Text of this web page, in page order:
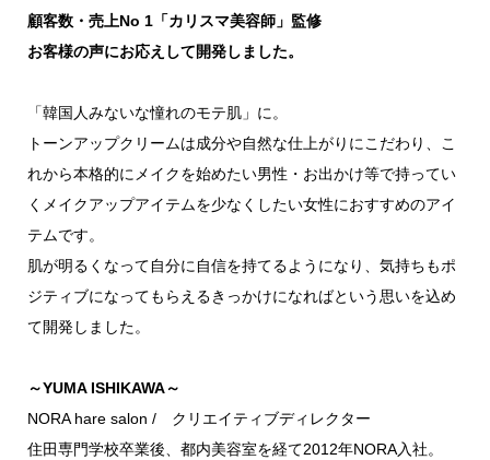
顧客数・売上No 1「カリスマ美容師」監修
お客様の声にお応えして開発しました。
「韓国人みないな憧れのモテ肌」に。
トーンアップクリームは成分や自然な仕上がりにこだわり、こ
れから本格的にメイクを始めたい男性・お出かけ等で持ってい
くメイクアップアイテムを少なくしたい女性におすすめのアイ
テムです。
肌が明るくなって自分に自信を持てるようになり、気持ちもポ
ジティブになってもらえるきっかけになればという思いを込め
て開発しました。
～YUMA ISHIKAWA～
NORA hare salon / クリエイティブディレクター
住田専門学校卒業後、都内美容室を経て2012年NORA入社。